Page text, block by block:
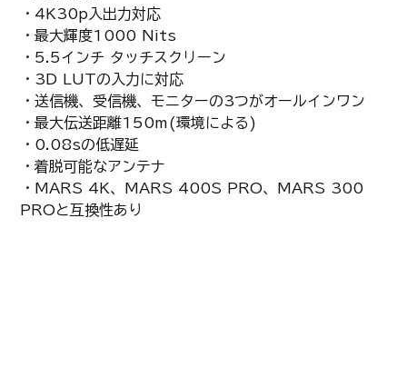
・4K30p入出力対応
・最大輝度1000 Nits
・5.5インチ タッチスクリーン
・3D LUTの入力に対応
・送信機、受信機、モニターの3つがオールインワン
・最大伝送距離150m(環境による)
・0.08sの低遅延
・着脱可能なアンテナ
・MARS 4K、MARS 400S PRO、MARS 300
PROと互換性あり